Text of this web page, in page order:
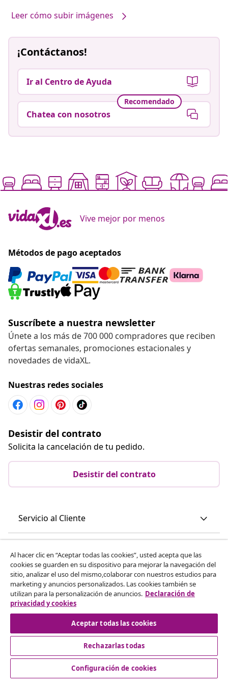
Leer cómo subir imágenes
¡Contáctanos!
Ir al Centro de Ayuda
Recomendado
Chatea con nosotros
Vive mejor por menos
Métodos de pago aceptados
Suscríbete a nuestra newsletter
Únete a los más de 700 000 compradores que reciben
ofertas semanales, promociones estacionales y
novedades de vidaXL.
Nuestras redes sociales
Desistir del contrato
Solicita la cancelación de tu pedido.
Desistir del contrato
Servicio al Cliente
vidaXL
Descubre mas
Al hacer clic en “Aceptar todas las cookies”, usted acepta que las
cookies se guarden en su dispositivo para mejorar la navegación del
sitio, analizar el uso del mismo,colaborar con nuestros estudios para
marketing y anuncios personalizados. Las cookies también se
utilizan para la personalización de anuncios. Declaración de
privacidad y cookies
Aceptar todas las cookies
Rechazarlas todas
Configuración de cookies